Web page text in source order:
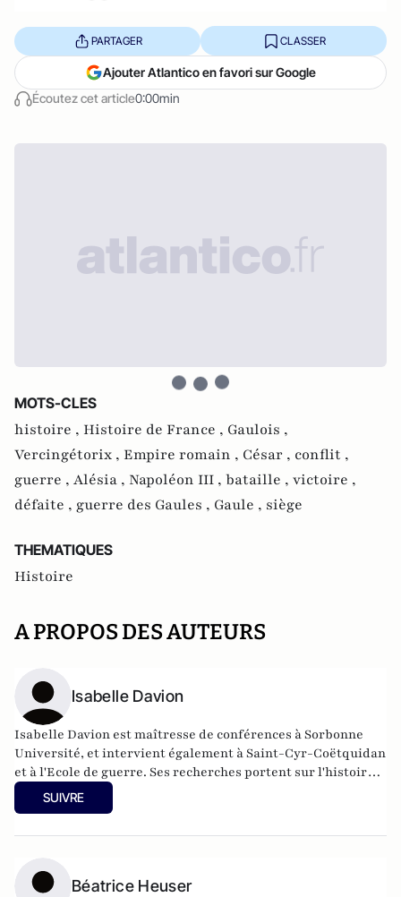
Écoutez cet article0:00min
PARTAGER CLASSER
Ajouter Atlantico en favori sur Google
MOTS-CLES
histoire , Histoire de France , Gaulois ,
Vercingétorix , Empire romain , César , conflit ,
guerre , Alésia , Napoléon III , bataille , victoire ,
défaite , guerre des Gaules , Gaule , siège
THEMATIQUES
Histoire
A PROPOS DES AUTEURS
Isabelle Davion
Isabelle Davion est maîtresse de conférences à Sorbonne
Université, et intervient également à Saint-Cyr-Coëtquidan
et à l'Ecole de guerre. Ses recherches portent sur l'histoire
militaire, stratégique et diplomatique du XIXe au XXIe
siècle. Sa thèse sur l'Entre-deux-guerres a été récompensée
Maghen, 2019).
SUIVRE
Béatrice Heuser